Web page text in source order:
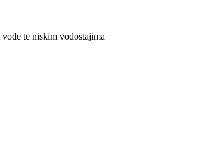
te niskim vodostajima